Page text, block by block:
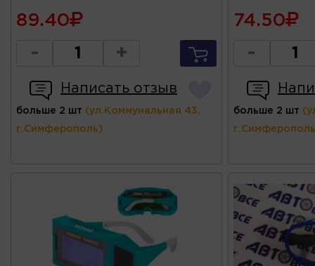
89.40
- +
Написать отзыв
больше 2 шт (ул.Коммунальная 43,
г.Симферополь)
74.50
-
больше 2 шт